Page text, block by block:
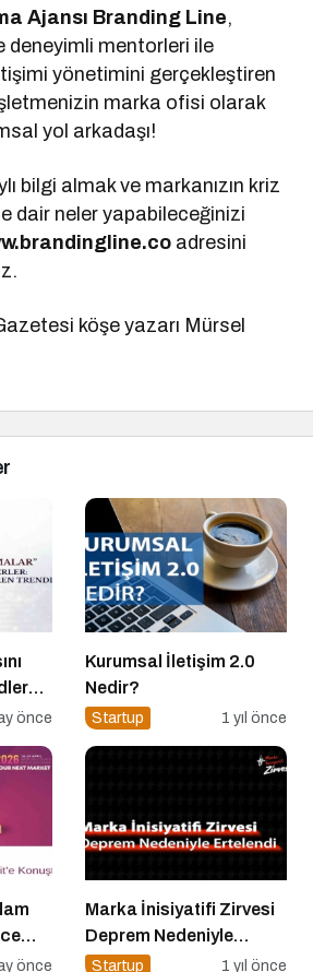
Ajansı Branding Line,
deneyimli mentorleri ile
yönetimini gerçekleştiren
marka ofisi olarak
yol arkadaşı!
bilgi almak ve markanızın kriz
dair neler yapabileceğinizi
adresini
köşe yazarı Mürsel
önce
Kurumsal İletişim 2.0
Nedir?
Startup 1 yıl önce
önce
Marka İnisiyatifi Zirvesi
Deprem Nedeniyle
Ertelendi
Startup 1 yıl önce